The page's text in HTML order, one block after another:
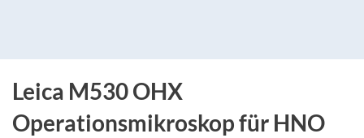
Leica M530 OHX
Operationsmikroskop für HNO